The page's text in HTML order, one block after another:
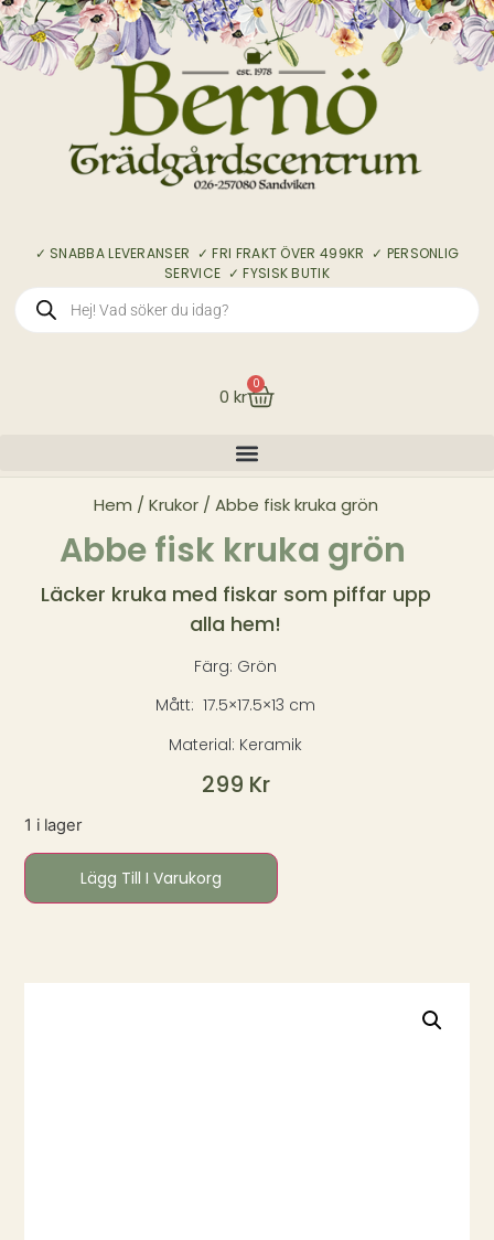
✓ SNABBA LEVERANSER ✓ FRI FRAKT ÖVER 499KR ✓ PERSONLIG
SERVICE ✓ FYSISK BUTIK
0 kr
0
Hem / Krukor/ Abbe fisk kruka grön
Abbe fisk kruka grön
Läcker kruka med fiskar som piffar upp
alla hem!
Färg: Grön
Mått: 17.5×17.5×13 cm
Material: Keramik
299 Kr
1 i lager
Lägg Till I Varukorg